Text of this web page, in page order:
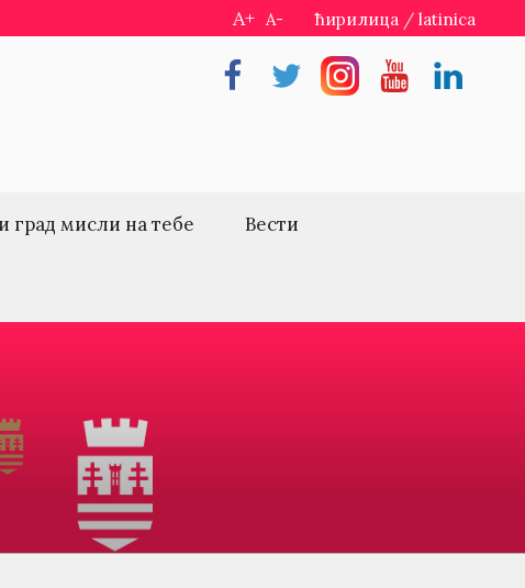
A+ A- ћирилица / latinica
FacebookTwitterInstragramYoutubeLinkedin
град мисли на тебе Вести